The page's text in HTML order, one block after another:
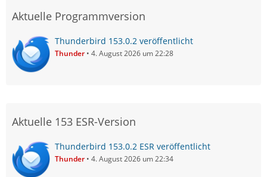
Aktuelle Programmversion
Thunderbird 153.0.2 veröffentlicht
Thunder 4. August 2026 um 22:28
Aktuelle 153 ESR-Version
Thunderbird 153.0.2 ESR veröffentlicht
Thunder 4. August 2026 um 22:34